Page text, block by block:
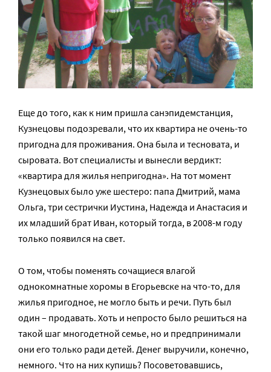
Еще до того, как к ним пришла санэпидемстанция,
Кузнецовы подозревали, что их квартира не очень-то
пригодна для проживания. Она была и тесновата, и
сыровата. Вот специалисты и вынесли вердикт:
«квартира для жилья непригодна». На тот момент
Кузнецовых было уже шестеро: папа Дмитрий, мама
Ольга, три сестрички Иустина, Надежда и Анастасия и
их младший брат Иван, который тогда, в 2008-м году
только появился на свет.
О том, чтобы поменять сочащиеся влагой
однокомнатные хоромы в Егорьевске на что-то, для
жилья пригодное, не могло быть и речи. Путь был
один – продавать. Хоть и непросто было решиться на
такой шаг многодетной семье, но и предпринимали
они его только ради детей. Денег выручили, конечно,
немного. Что на них купишь? Посоветовавшись,